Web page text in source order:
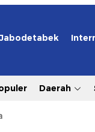
Jabodetabek
Daerah